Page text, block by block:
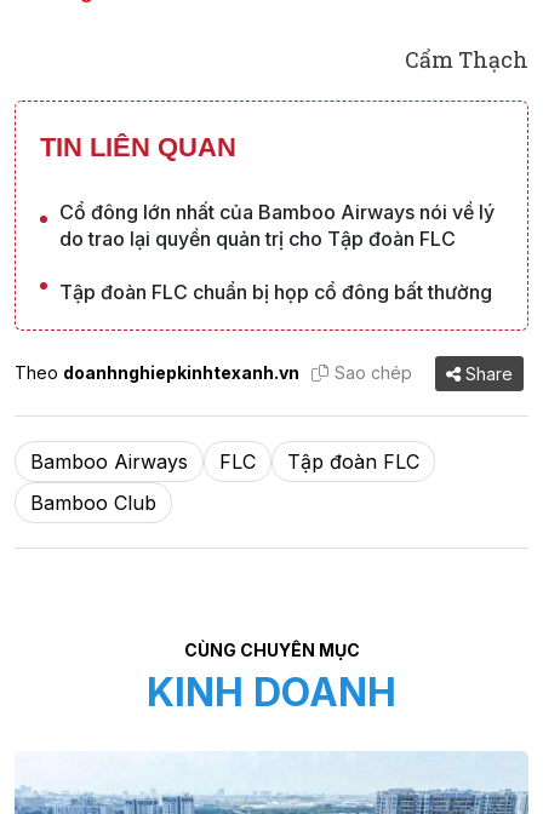
Cẩm Thạch
TIN LIÊN QUAN
Cổ đông lớn nhất của Bamboo Airways nói về lý
do trao lại quyền quản trị cho Tập đoàn FLC
Tập đoàn FLC chuẩn bị họp cổ đông bất thường
Theo doanhnghiepkinhtexanh.vn Sao chép Share
Bamboo Airways FLC
Tập đoàn FLC
Bamboo Club
CÙNG CHUYÊN MỤC
KINH DOANH